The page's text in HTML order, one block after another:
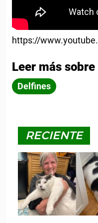
https://
Leer más sobre
Delfines
RECIENTE